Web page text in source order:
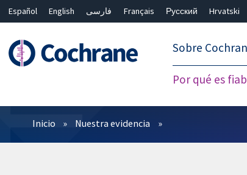
Español English فارسی Français Русский Hrvatski
Sobre
Por qué es
Filtros
Inicio Nuestra evidencia